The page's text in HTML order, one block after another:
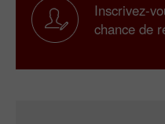
Inscrivez-
chance de